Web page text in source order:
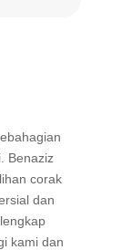
Benaziz
corak
dan
kami dan